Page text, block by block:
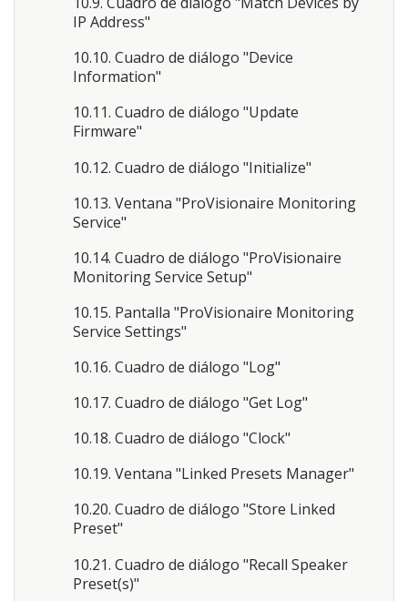
IP Address"
10.10. Cuadro de diálogo "Device
Information"
10.11. Cuadro de diálogo "Update
Firmware"
10.12. Cuadro de diálogo "Initialize"
10.13. Ventana "ProVisionaire Monitoring
Service"
10.14. Cuadro de diálogo "ProVisionaire
Monitoring Service Setup"
10.15. Pantalla "ProVisionaire Monitoring
Service Settings"
10.16. Cuadro de diálogo "Log"
10.17. Cuadro de diálogo "Get Log"
10.18. Cuadro de diálogo "Clock"
10.19. Ventana "Linked Presets Manager"
10.20. Cuadro de diálogo "Store Linked
Preset"
10.21. Cuadro de diálogo "Recall Speaker
Preset(s)"